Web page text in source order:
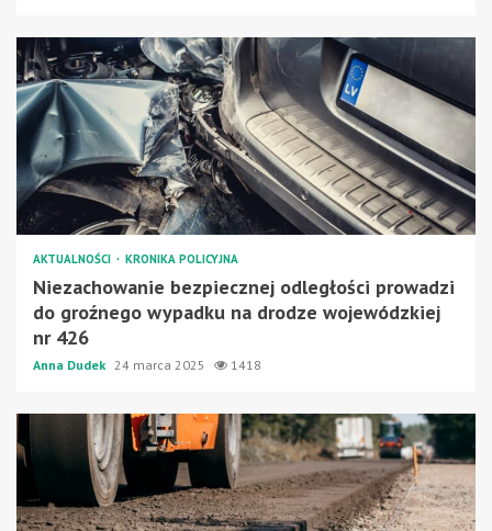
AKTUALNOŚCI KRONIKA POLICYJNA
Niezachowanie bezpiecznej odległości prowadzi
do groźnego wypadku na drodze wojewódzkiej
nr 426
Anna Dudek 24 marca 2025 1418